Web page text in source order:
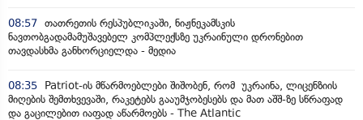
08:57 თათრეთის რესპუბლიკაში, ნიჟნეკამსკის
ნავთობგადამამუშავებელ კომპლექსზე უკრაინული დრონებით
თავდასხმა განხორციელდა - მედია
08:35
Patriot-ის მწარმოებლები შიშობენ, რომ უკრაინა, ლიცენზიის
მიღების შემთხვევაში, რაკეტებს გააუმჯობესებს და მათ აშშ-ზე სწრაფად
და გაცილებით იაფად აწარმოებს - The Atlantic